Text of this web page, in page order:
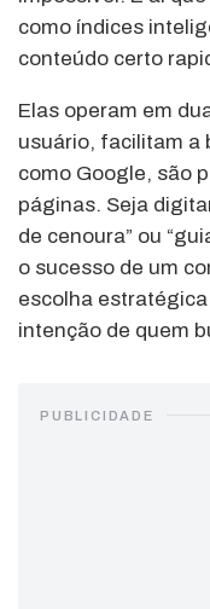
como índices
conteúdo certo
Elas operam em
usuário, facilitam a
como Google, são
páginas. Seja
de cenoura” ou
o sucesso de um
escolha
intenção de quem
PUBLICIDADE